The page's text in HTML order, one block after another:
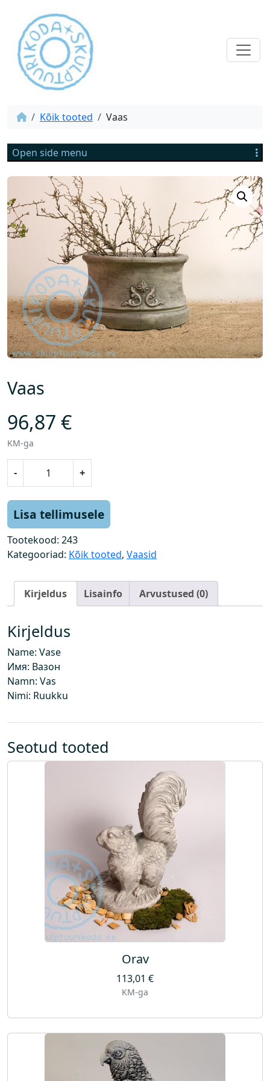
Kõik tooted Vaas
Open side menu
Vaas
96,87 €
KM-ga
-
k
o
g
+
Lisa tellimusele
Tootekood: 243
Kategooriad: Kõik tooted, Vaasid
Kirjeldus Lisainfo Arvustused (0)
Kirjeldus
Name: Vase
Имя: Вазон
Namn: Vas
Nimi: Ruukku
Seotud tooted
Orav
113,01 €
KM-ga